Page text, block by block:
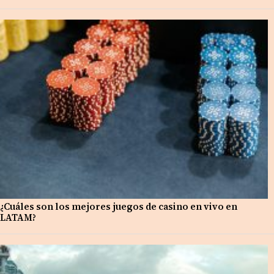
¿Cuáles son los mejores juegos de casino en vivo en
LATAM?